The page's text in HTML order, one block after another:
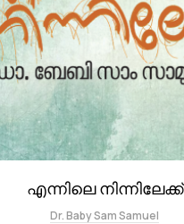
എന്നിലെ നിന്നിലേക്ക്
Dr. Baby Sam Samuel